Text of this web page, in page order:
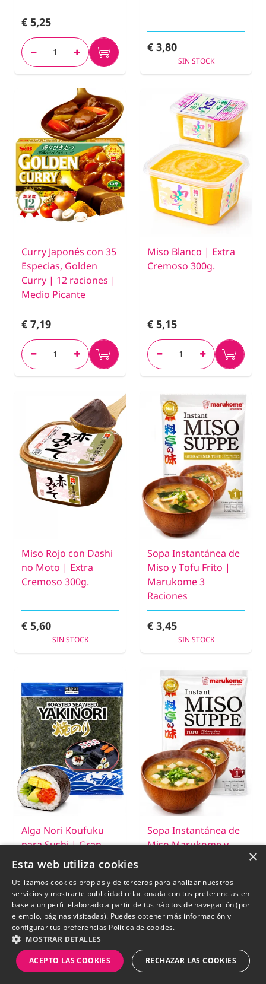
€ 5,25
€ 3,80
SIN STOCK
Curry Japonés con 35
Especias, Golden
Curry | 12 raciones |
Medio Picante
€ 7,19
Miso Blanco | Extra
Cremoso 300g.
€ 5,15
Miso Rojo con Dashi
no Moto | Extra
Cremoso 300g.
€ 5,60
SIN STOCK
Sopa Instantánea de
Miso y Tofu Frito |
Marukome 3
Raciones
€ 3,45
SIN STOCK
Alga Nori Koufuku
para Sushi | Gran
Calidad 25g | 10
hojas
€ 7,69
SIN STOCK
Sopa Instantánea de
Miso Marukome y
€ 3,45
SIN STOCK
×
Esta web utiliza cookies
Utilizamos cookies propias y de terceros para analizar nuestros
servicios y mostrarte publicidad relacionada con tus preferencias en
base a un perfil elaborado a partir de tus hábitos de navegación (por
ejemplo, páginas visitadas). Puedes obtener más información y
configurar tus preferencias Política de cookies.
MOSTRAR DETALLES
ACEPTO LAS COOKIES RECHAZAR LAS COOKIES